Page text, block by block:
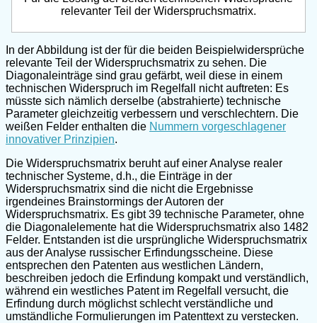
relevanter Teil der Widerspruchsmatrix.
In der Abbildung ist der für die beiden Beispielwidersprüche
relevante Teil der Widerspruchsmatrix zu sehen. Die
Diagonaleinträge sind grau gefärbt, weil diese in einem
technischen Widerspruch im Regelfall nicht auftreten: Es
müsste sich nämlich derselbe (abstrahierte) technische
Parameter gleichzeitig verbessern und verschlechtern. Die
weißen Felder enthalten die Nummern vorgeschlagener
innovativer Prinzipien.
Die Widerspruchsmatrix beruht auf einer Analyse realer
technischer Systeme, d.h., die Einträge in der
Widerspruchsmatrix sind die nicht die Ergebnisse
irgendeines Brainstormings der Autoren der
Widerspruchsmatrix. Es gibt 39 technische Parameter, ohne
die Diagonalelemente hat die Widerspruchsmatrix also 1482
Felder. Entstanden ist die ursprüngliche Widerspruchsmatrix
aus der Analyse russischer Erfindungsscheine. Diese
entsprechen den Patenten aus westlichen Ländern,
beschreiben jedoch die Erfindung kompakt und verständlich,
während ein westliches Patent im Regelfall versucht, die
Erfindung durch möglichst schlecht verständliche und
umständliche Formulierungen im Patenttext zu verstecken.